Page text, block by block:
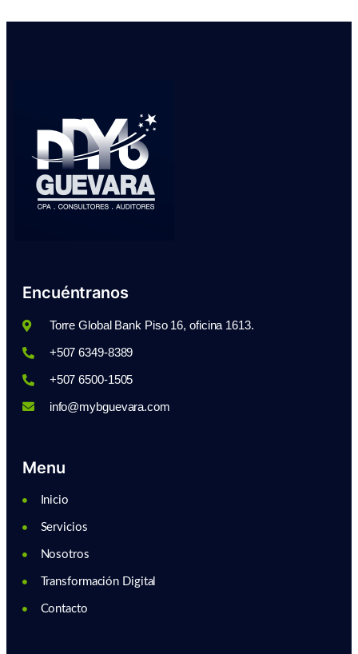
Encuéntranos
Torre Global Bank Piso 16, oficina 1613.
+507 6349-8389
+507 6500-1505
info@mybguevara.com
Menu
Inicio
Servicios
Nosotros
Transformación Digital
Contacto